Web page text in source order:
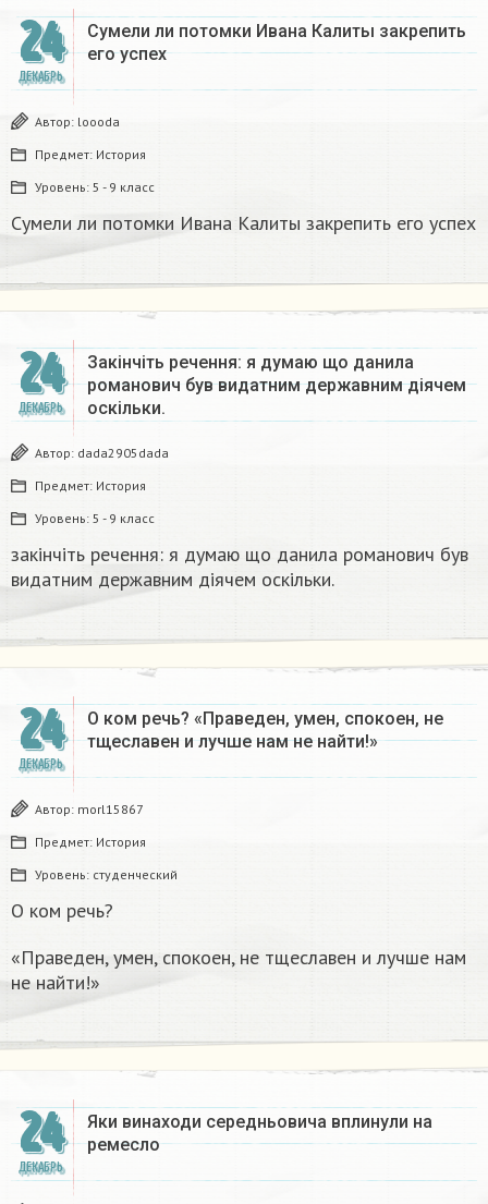
24
ДЕКАБРЬ
Сумели ли потомки Ивана Калиты закрепить
его успех
Автор: loooda
Предмет: История
Уровень: 5 - 9 класс
Сумели ли потомки Ивана Калиты закрепить его успех
24
ДЕКАБРЬ
Закінчіть речення: я думаю що данила
романович був видатним державним діячем
оскільки.
Автор: dada2905dada
Предмет: История
Уровень: 5 - 9 класс
закінчіть речення: я думаю що данила романович був
видатним державним діячем оскільки.
24
ДЕКАБРЬ
О ком речь? «Праведен, умен, спокоен, не
тщеславен и лучше нам не найти!»
Автор: morl15867
Предмет: История
Уровень: студенческий
О ком речь?
«Праведен, умен, спокоен, не тщеславен и лучше нам
не найти!»
24
ДЕКАБРЬ
Яки винаходи середньовича вплинули на
ремесло